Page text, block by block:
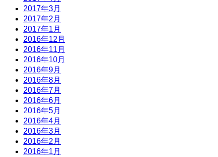
2017年3月
2017年2月
2017年1月
2016年12月
2016年11月
2016年10月
2016年9月
2016年8月
2016年7月
2016年6月
2016年5月
2016年4月
2016年3月
2016年2月
2016年1月